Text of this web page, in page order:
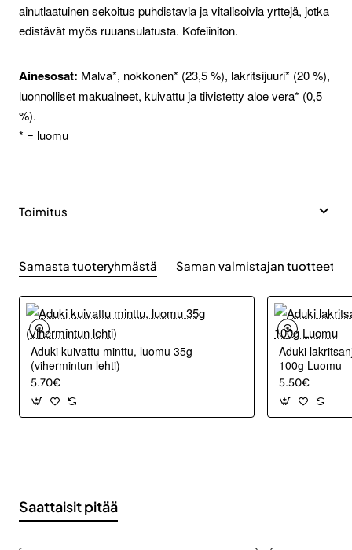
ainutlaatuinen sekoitus puhdistavia ja vitalisoivia yrttejä, jotka
edistävät myös ruuansulatusta. Kofeiiniton.
Ainesosat: Malva*, nokkonen* (23,5 %), lakritsijuuri* (20 %),
luonnolliset makuaineet, kuivattu ja tiivistetty aloe vera* (0,5
%).
* = luomu
Toimitus
Samasta tuoteryhmästä Saman valmistajan tuotteet
Aduki kuivattu minttu, luomu 35g
(vihermintun lehti)
5.70€
Aduki
100g Luomu
5.50€
Saattaisit pitää